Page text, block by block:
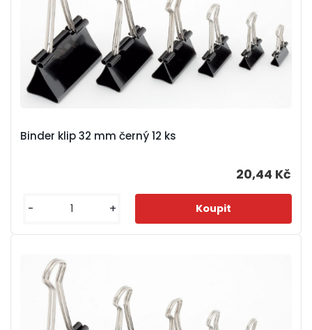
Binder klip 32 mm černý 12 ks
20,44 Kč
- +